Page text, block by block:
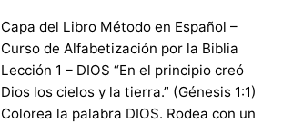
Capa del Libro Método en Español –
Curso de Alfabetización por la Biblia
Lección 1 – DIOS “En el principio creó
Dios los cielos y la tierra.” (Génesis 1:1)
Colorea la palabra DIOS. Rodea con un